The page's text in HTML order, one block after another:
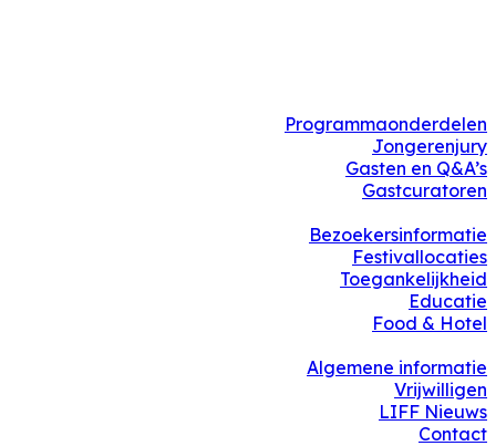
Programmaonderdelen
Jongerenjury
Gasten en Q&A’s
Gastcuratoren
Bezoekersinformatie
Festivallocaties
Toegankelijkheid
Educatie
Food & Hotel
Algemene informatie
Vrijwilligen
LIFF Nieuws
Contact